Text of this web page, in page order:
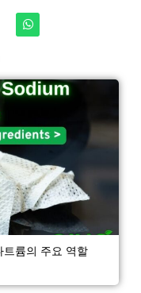
W
h
a
a
p
p
트륨의 주요 역할
이